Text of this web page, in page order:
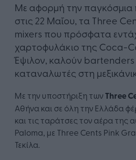
Με αφορμή την παγκόσμια
στις 22 Μαΐου, τα Three
mixers που πρόσφατα
χαρτοφυλάκιο της Coca-
Έψιλον, καλούν bartenders
καταναλωτές στη
Με την υποστήριξη τωνThree
Αθήνα και σε όλη την Ελλάδα
και τις ταράτσες τον αέρα της
Paloma, με Three Cents Pink
Τεκίλα.